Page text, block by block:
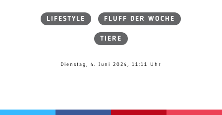
LIFESTYLE FLUFF DER WOCHE
TIERE
Dienstag, 4. Juni 2024, 11:11 Uhr